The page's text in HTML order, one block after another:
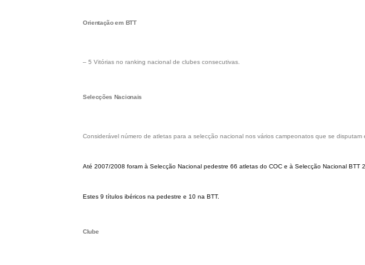
Orientação em BTT
– 5 Vitórias no ranking nacional de clubes consecutivas.
Selecções Nacionais
Considerável número de atletas para a selecção nacional nos vários campeonatos que se disputam
Até 2007/2008 foram à Selecção Nacional pedestre 66 atletas do COC e à Selecção Nacional BTT
Estes 9 títulos ibéricos na pedestre e 10 na BTT.
Clube